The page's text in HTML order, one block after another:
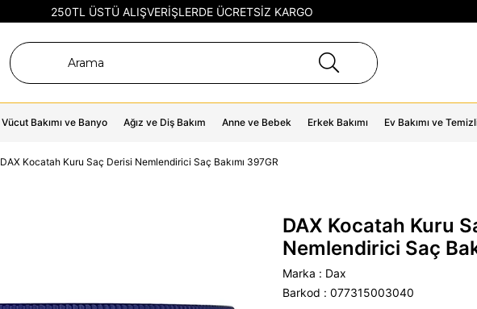
250TL ÜSTÜ ALIŞVERİŞLERDE ÜCRETSİZ KARGO
Vücut Bakımı ve Banyo Ağız ve Diş Bakım Anne ve Bebek Erkek Bakımı Ev Bakımı ve
DAX Kocatah Kuru Saç Derisi Nemlendirici Saç Bakımı 397GR
DAX Kocatah Kuru
Nemlendirici Saç
Marka : Dax
Barkod : 077315003040